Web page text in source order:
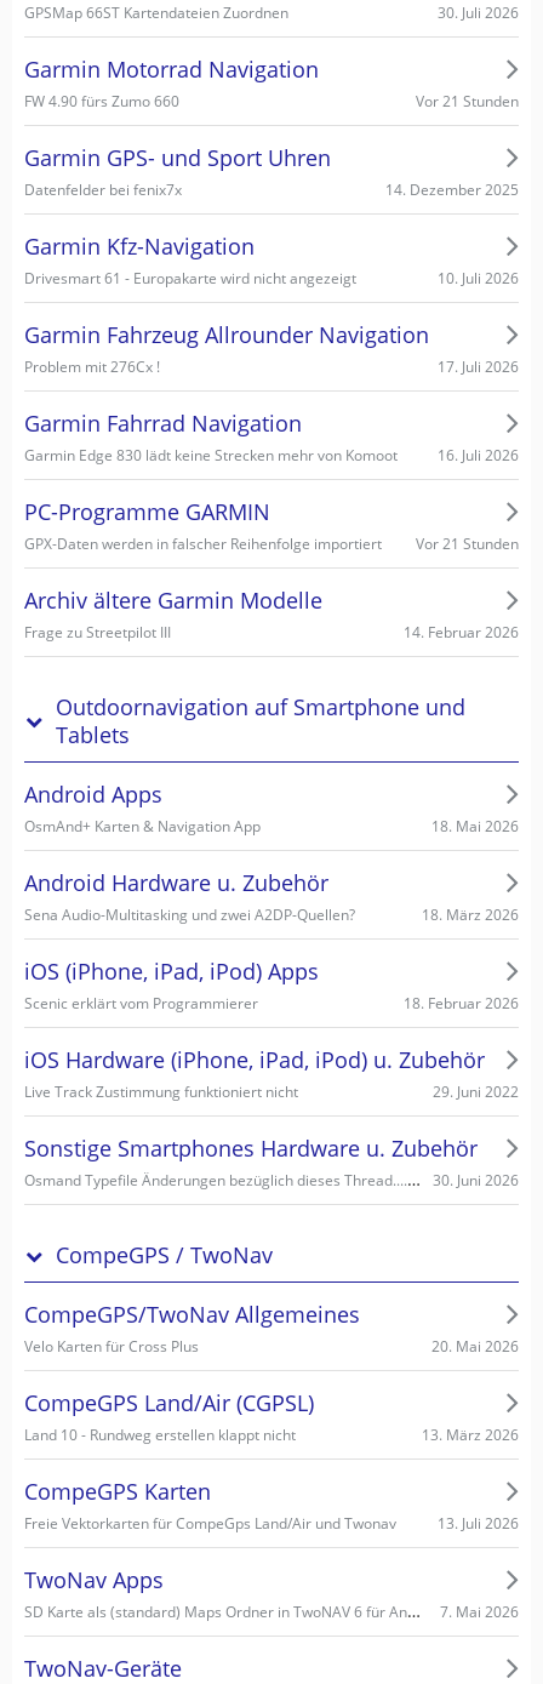
GPSMap 66ST Kartendateien Zuordnen 30. Juli 2026
Garmin Motorrad Navigation
FW 4.90 fürs Zumo 660 Vor 21 Stunden
Garmin GPS- und Sport Uhren
Datenfelder bei fenix7x 14. Dezember 2025
Garmin Kfz-Navigation
Drivesmart 61 - Europakarte wird nicht angezeigt 10. Juli 2026
Garmin Fahrzeug Allrounder Navigation
Problem mit 276Cx ! 17. Juli 2026
Garmin Fahrrad Navigation
Garmin Edge 830 lädt keine Strecken mehr von Komoot 16. Juli 2026
PC-Programme GARMIN
GPX-Daten werden in falscher Reihenfolge importiert Vor 21 Stunden
Archiv ältere Garmin Modelle
Frage zu Streetpilot III 14. Februar 2026
Outdoornavigation auf Smartphone und
Tablets
Android Apps
OsmAnd+ Karten & Navigation App 18. Mai 2026
Android Hardware u. Zubehör
Sena Audio-Multitasking und zwei A2DP-Quellen? 18. März 2026
iOS (iPhone, iPad, iPod) Apps
Scenic erklärt vom Programmierer 18. Februar 2026
iOS Hardware (iPhone, iPad, iPod) u. Zubehör
Live Track Zustimmung funktioniert nicht 29. Juni 2022
Sonstige Smartphones Hardware u. Zubehör
Osmand Typefile Änderungen bezüglich dieses Thread....., mögliche Fehlerquelle warum es nicht gehen kann... 30. Juni 2026
CompeGPS / TwoNav
CompeGPS/TwoNav Allgemeines
Velo Karten für Cross Plus 20. Mai 2026
CompeGPS Land/Air (CGPSL)
Land 10 - Rundweg erstellen klappt nicht 13. März 2026
CompeGPS Karten
Freie Vektorkarten für CompeGps Land/Air und Twonav 13. Juli 2026
TwoNav Apps
SD Karte als (standard) Maps Ordner in TwoNAV 6 für Android einstellen/wählen 7. Mai 2026
TwoNav-Geräte